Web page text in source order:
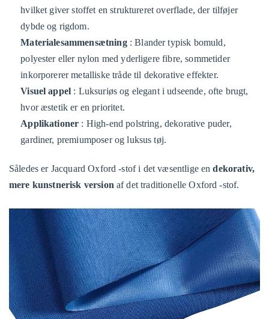
hvilket giver stoffet en struktureret overflade, der tilføjer
dybde og rigdom.
Materialesammensætning : Blander typisk bomuld,
polyester eller nylon med yderligere fibre, sommetider
inkorporerer metalliske tråde til dekorative effekter.
Visuel appel : Luksuriøs og elegant i udseende, ofte brugt,
hvor æstetik er en prioritet.
Applikationer : High-end polstring, dekorative puder,
gardiner, premiumposer og luksus tøj.
Således er Jacquard Oxford -stof i det væsentlige endekorativ,
mere kunstnerisk versionaf det traditionelle Oxford -stof.